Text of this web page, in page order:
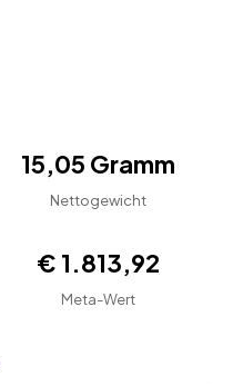
15,05 Gramm
Nettogewicht
€ 1.813,92
Meta-Wert